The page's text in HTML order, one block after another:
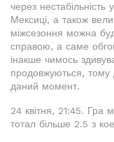
через
Мексиці, а також
міжсезоння можна
справою, а саме
інакше чимось
продовжуються, тому
даний момент.
24 квітня, 21:45. Гра
тотал більше 2.5 з